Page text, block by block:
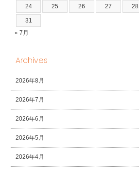
24 25 26 27 28
31
« 7月
Archives
2026年8月
2026年7月
2026年6月
2026年5月
2026年4月